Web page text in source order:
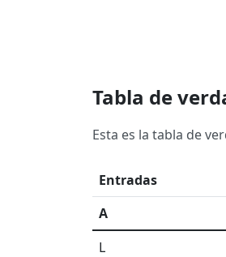
Tabla de
Esta es la tabla de
Entradas
A
L